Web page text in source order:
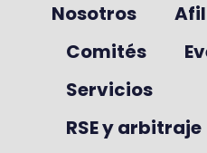
Nosotros
Comités
Servicios
RSE y arbitraje